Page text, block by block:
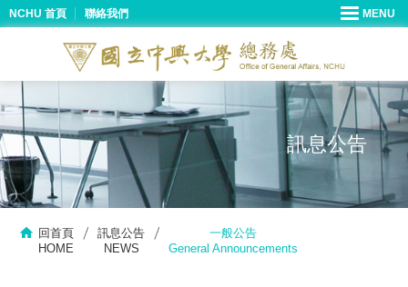
NCHU 首頁 聯絡我們
訊息公告
回首頁
HOME
訊息公告
NEWS
一般公告
General Announcements